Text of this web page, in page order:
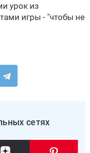
урок из
игры - "чтобы не
сетях